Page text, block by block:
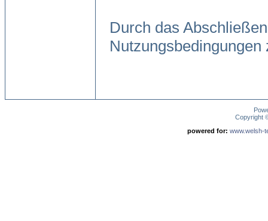
Durch das
Nutzungsbedingungen
Copyright
powered for: www.welsh-